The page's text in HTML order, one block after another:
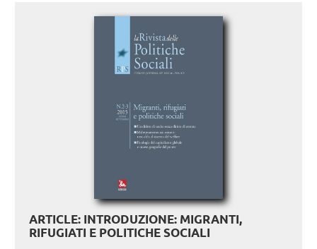
ARTICLE: INTRODUZIONE: MIGRANTI,
RIFUGIATI E POLITICHE SOCIALI